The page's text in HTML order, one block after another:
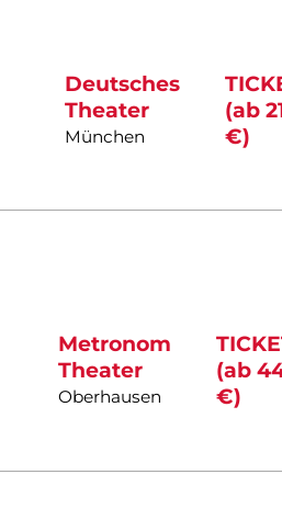
Deutsches
Theater
München
(ab
€)
Metronom
Theater
Oberhausen
(ab
€)